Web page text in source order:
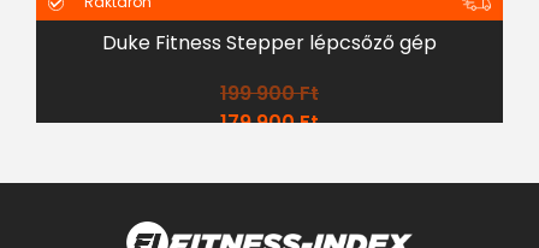
Duke Fitness Stepper lépcsőző gép
199 900Ft
179 900Ft